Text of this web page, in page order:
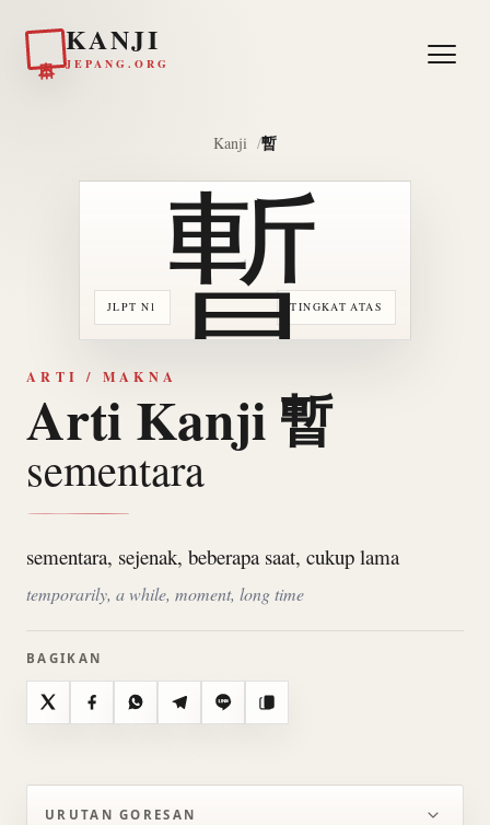
KANJI
JEPANG.ORG
Kanji 暫
JLPT N1 TINGKAT ATAS
暫
ARTI / MAKNA
Arti Kanji 暫
sementara
sementara, sejenak, beberapa saat, cukup lama
temporarily, a while, moment, long time
BAGIKAN
X FacebookWhatsAppTelegramLine Salin
URUTAN GORESAN